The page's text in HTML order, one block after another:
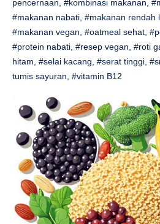
pencernaan #kombinasi makanan
#makanan nabati #makanan rendah
#makanan vegan #oatmeal sehat
#protein nabati #resep vegan #roti
hitam #selai kacang #serat tinggi
tumis sayuran #vitamin B12